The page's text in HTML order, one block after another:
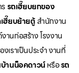
รถเฮี๊ยบยกของ
ฮี๊ยบย้ายตู้สำนักงาน
านก่อสร้าง โรงงาน
งเราเป็นประจำ งานที่
านน็อคดาวน์หรือรถ